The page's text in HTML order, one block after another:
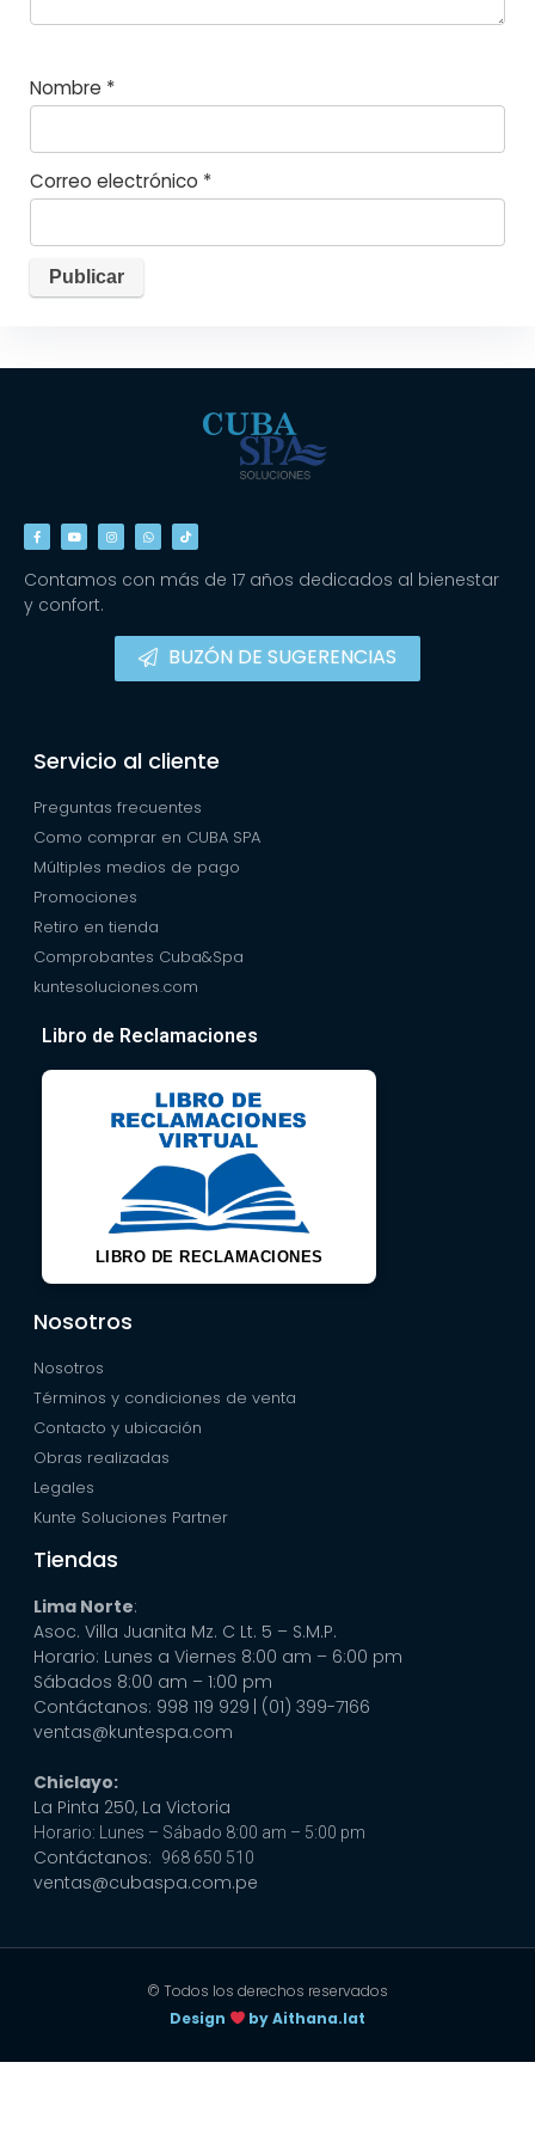
Nombre *
Correo electrónico *
Contamos con más de 17 años dedicados al bienestar
y confort.
BUZÓN DE SUGERENCIAS
Servicio al cliente
Preguntas frecuentes
Como comprar en CUBA SPA
Múltiples medios de pago
Promociones
Retiro en tienda
Comprobantes Cuba&Spa
kuntesoluciones.com
Libro de Reclamaciones
LIBRO DE RECLAMACIONES
Nosotros
Nosotros
Términos y condiciones de venta
Contacto y ubicación
Obras realizadas
Legales
Kunte Soluciones Partner
Tiendas
Lima Norte:
Asoc. Villa Juanita Mz. C Lt. 5 – S.M.P.
Horario: Lunes a Viernes 8:00 am – 6:00 pm
Sábados 8:00 am – 1:00 pm
Contáctanos: 998 119 929 | (01) 399-7166
ventas@kuntespa.com
Chiclayo:
La Pinta 250, La Victoria
Horario: Lunes – Sábado 8:00 am – 5:00 pm
Contáctanos: 968 650 510
ventas@cubaspa.com.pe
© Todos los derechos reservados
Design
by Aithana.lat